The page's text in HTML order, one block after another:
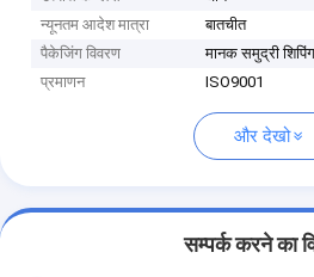
न्यूनतम आदेश मात्रा
बातचीत
पैकेजिंग विवरण
मानक समुद्री
प्रमाणन
ISO9001
और देखो
सम्पर्क करने का